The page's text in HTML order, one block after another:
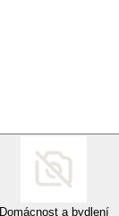
Domácnost a bydlení